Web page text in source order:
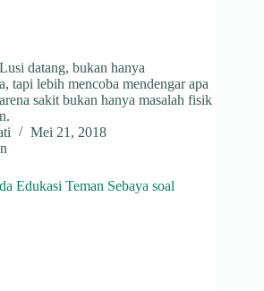
datang, bukan hanya
tapi lebih mencoba mendengar apa
sakit bukan hanya masalah fisik
Mei 21, 2018
Edukasi Teman Sebaya soal